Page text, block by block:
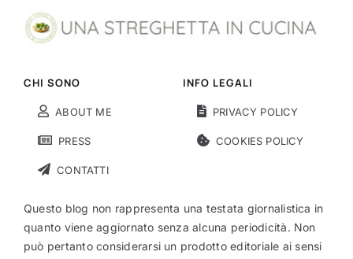
CHI SONO
ABOUT ME
PRESS
CONTATTI
INFO LEGALI
PRIVACY POLICY
COOKIES POLICY
Questo blog non rappresenta una testata giornalistica in
quanto viene aggiornato senza alcuna periodicità. Non
può pertanto considerarsi un prodotto editoriale ai sensi